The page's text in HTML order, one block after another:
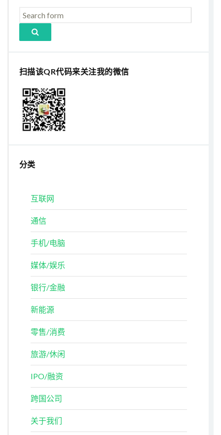
扫描该QR代码来关注我的微信
分类
互联网
通信
手机/电脑
媒体/娱乐
银行/金融
新能源
零售/消费
旅游/休闲
IPO/融资
跨国公司
关于我们